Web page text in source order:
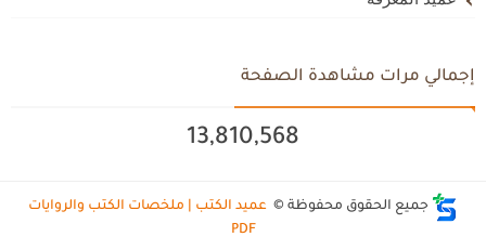
إجمالي مرات مشاهدة الصفحة
13,810,568
جميع الحقوق محفوظة © عميد الكتب | ملخصات الكتب والروايات
PDF